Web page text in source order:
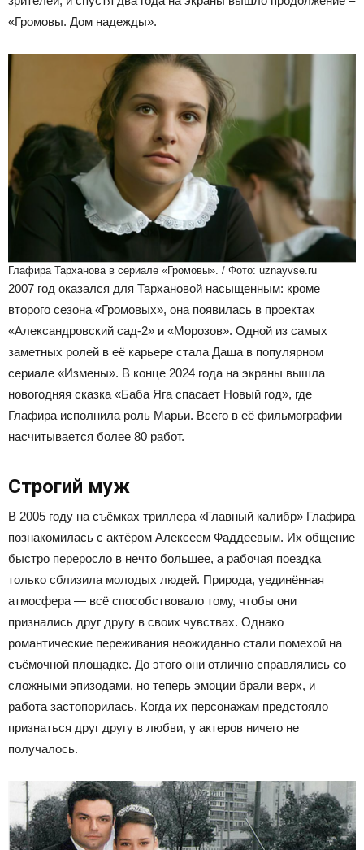
«Громовы. Дом надежды».
Глафира Тарханова в сериале «Громовы». / Фото: uznayvse.ru
2007 год оказался для Тархановой насыщенным: кроме
второго сезона «Громовых», она появилась в проектах
«Александровский сад-2» и «Морозов». Одной из самых
заметных ролей в её карьере стала Даша в популярном
сериале «Измены». В конце 2024 года на экраны вышла
новогодняя сказка «Баба Яга спасает Новый год», где
Глафира исполнила роль Марьи. Всего в её фильмографии
насчитывается более 80 работ.
Строгий муж
В 2005 году на съёмках триллера «Главный калибр» Глафира
познакомилась с актёром Алексеем Фаддеевым. Их общение
быстро переросло в нечто большее, а рабочая поездка
только сблизила молодых людей. Природа, уединённая
атмосфера — всё способствовало тому, чтобы они
признались друг другу в своих чувствах. Однако
романтические переживания неожиданно стали помехой на
съёмочной площадке. До этого они отлично справлялись со
сложными эпизодами, но теперь эмоции брали верх, и
работа застопорилась. Когда их персонажам предстояло
признаться друг другу в любви, у актеров ничего не
получалось.